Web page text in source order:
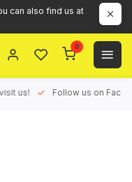
can also find us at
0
us! Follow us on